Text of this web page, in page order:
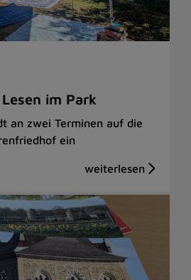
im Park
an zwei Terminen auf die
ein